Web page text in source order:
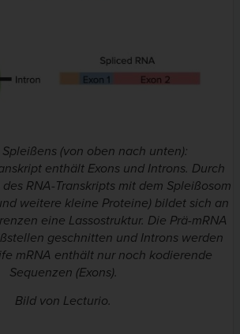
(von oben nach unten):
enthält Exons und Introns. Durch
RNA-Transkripts mit dem Spleißosom
weitere kleine Proteine) bildet sich an
eine Lassostruktur. Die Prä-mRNA
geschnitten und Introns werden
mRNA enthält nur noch kodierende
Sequenzen (Exons).
Bild von Lecturio.